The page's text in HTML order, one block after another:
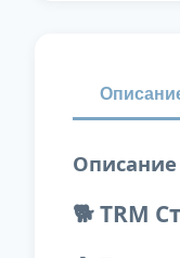
🐕 TRM